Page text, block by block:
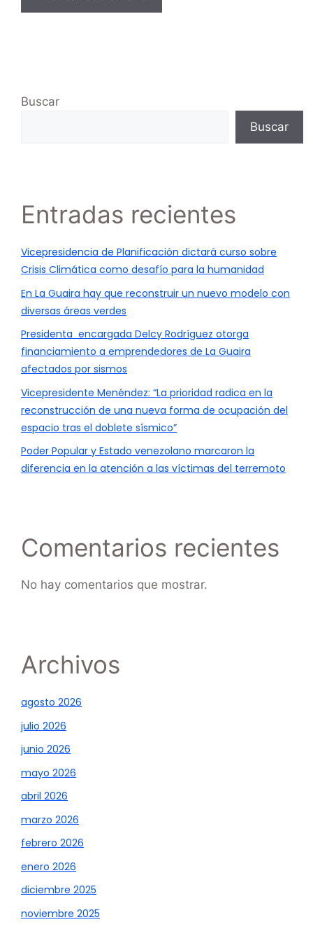
Buscar
Buscar
Entradas recientes
Vicepresidencia de Planificación dictará curso sobre
Crisis Climática como desafío para la humanidad
En La Guaira hay que reconstruir un nuevo modelo con
diversas áreas verdes
Presidenta encargada Delcy Rodríguez otorga
financiamiento a emprendedores de La Guaira
afectados por sismos
Vicepresidente Menéndez: “La prioridad radica en la
reconstrucción de una nueva forma de ocupación del
espacio tras el doblete sísmico”
Poder Popular y Estado venezolano marcaron la
diferencia en la atención a las víctimas del terremoto
Comentarios recientes
No hay comentarios que mostrar.
Archivos
agosto 2026
julio 2026
junio 2026
mayo 2026
abril 2026
marzo 2026
febrero 2026
enero 2026
diciembre 2025
noviembre 2025